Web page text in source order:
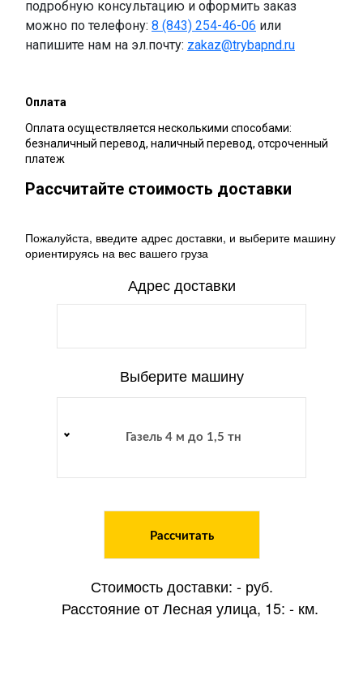
подробную консультацию и оформить заказ
можно по телефону: 8 (843) 254-46-06 или
напишите нам на эл.почту: zakaz@trybapnd.ru
Оплата
Оплата осуществляется несколькими способами:
безналичный перевод, наличный перевод, отсроченный
платеж
Рассчитайте стоимость доставки
Пожалуйста, введите адрес доставки, и выберите машину
ориентируясь на вес вашего груза
Адрес доставки
Выберите машину
Газель 4 м до 1,5 тн
Рассчитать
Стоимость доставки: -руб.
Расстояние от Лесная улица, 15: -км.